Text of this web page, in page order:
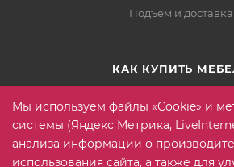
Подъём и доставка
КАК КУПИТЬ
Условия оплаты
Условия доставки
Гарантия на товар
Мы используем файлы «Cookie» и
системы (Яндекс Метрика,
анализа информации о
использования сайта, а также для